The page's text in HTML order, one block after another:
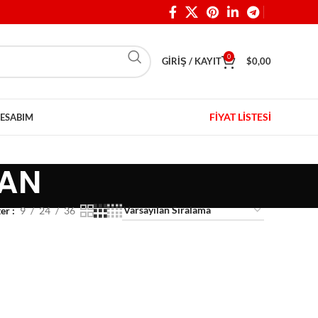
GIRIŞ / KAYIT 0 $0,00
FİYAT LİSTESİ
9 24 36